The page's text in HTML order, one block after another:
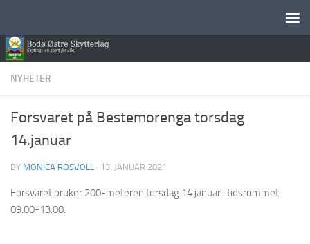
NYHETER
Forsvaret på Bestemorenga torsdag
14.januar
BY MONICA ROSVOLL · 13. JANUAR 2021
Forsvaret bruker 200-meteren torsdag 14.januar i tidsrommet
09.00-13.00.